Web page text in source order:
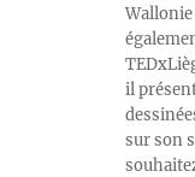
Wallonie
il
sur son